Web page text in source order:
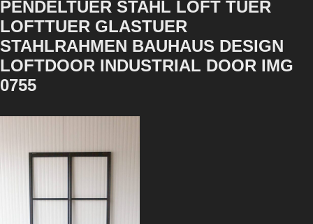
PENDELTUER STAHL LOFT TUER
LOFTTUER GLASTUER
STAHLRAHMEN BAUHAUS DESIGN
LOFTDOOR INDUSTRIAL DOOR IMG
0755